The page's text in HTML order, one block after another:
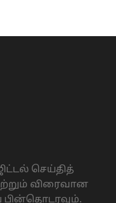
செய்தித்
விரைவான